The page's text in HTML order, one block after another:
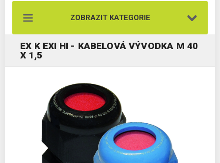
ZOBRAZIT KATEGORIE
EX K EXI HI - KABELOVÁ VÝVODKA M 40
X 1,5